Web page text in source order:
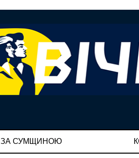
ЗА СУМЩИНОЮ